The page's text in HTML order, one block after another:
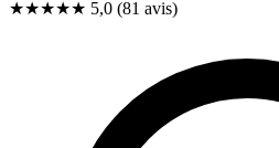
★★★★★ 5,0 (81 avis)